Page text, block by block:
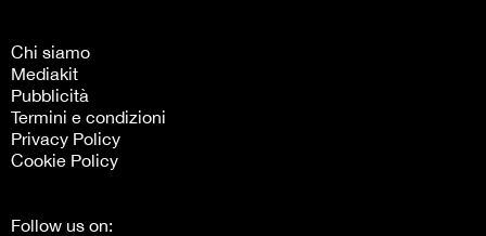
Chi siamo
Mediakit
Pubblicità
Termini e condizioni
Privacy Policy
Cookie Policy
Follow us on: